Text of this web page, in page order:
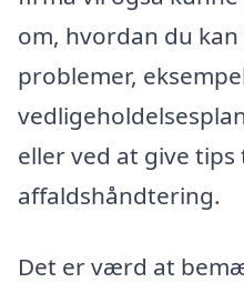
om, hvordan du
problemer,
eller ved at give
affaldshåndtering.
Det er værd at